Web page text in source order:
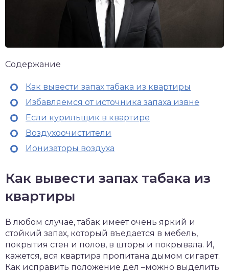
Содержание
Как вывести запах табака из квартиры
Избавляемся от источника запаха извне
Если курильщик в квартире
Воздухоочистители
Ионизаторы воздуха
Как вывести запах табака из
квартиры
В любом случае, табак имеет очень яркий и
стойкий запах, который въедается в мебель,
покрытия стен и полов, в шторы и покрывала. И,
кажется, вся квартира пропитана дымом сигарет.
Как исправить положение дел –можно выделить